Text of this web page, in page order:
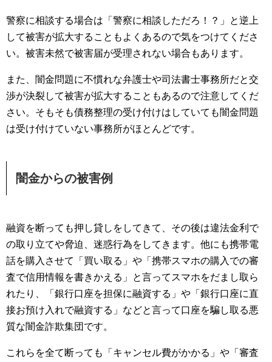
警察に相談する場合は「警察に相談しただろ！？」と逆上
して被害が拡大することもよくあるので気をつけてくださ
い。被害未然で被害届が受理されない場合もあります。
また、闇金問題に不慣れな弁護士や司法書士事務所だと交
渉が決裂して被害が拡大することもあるので注意してくだ
さい。そもそも債務整理の受け付けはしていても闇金問題
は受け付けていない事務所がほとんどです。
闇金からの被害例
融資を断っても押し貸しをしてきて、その後は違法金利で
の取り立てや脅迫、迷惑行為をしてきます。他にも携帯電
話を購入させて「買い取る」や「携帯スマホの購入での審
査で信用情報を書きかえる」と言ってスマホをだまし取ら
れたり、「銀行口座を担保に融資する」や「銀行口座に直
接お預け入れで融資する」などと言って口座を騙し取る悪
質な闇金詐欺集団です。
これらを全て断っても「キャンセル費がかかる」や「審査